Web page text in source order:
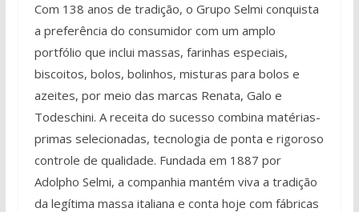
Com 138 anos de tradição, o Grupo Selmi conquista
a preferência do consumidor com um amplo
portfólio que inclui massas, farinhas especiais,
biscoitos, bolos, bolinhos, misturas para bolos e
azeites, por meio das marcas Renata, Galo e
Todeschini. A receita do sucesso combina matérias-
primas selecionadas, tecnologia de ponta e rigoroso
controle de qualidade. Fundada em 1887 por
Adolpho Selmi, a companhia mantém viva a tradição
da legítima massa italiana e conta hoje com fábricas